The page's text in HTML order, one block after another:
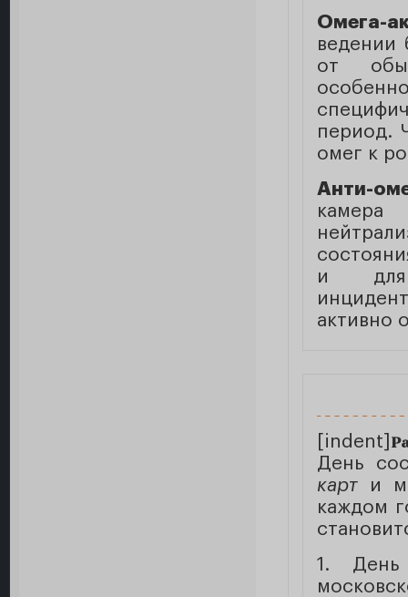
Омега-
ведении
от
период.
омег к
Анти-
и для
активно
[indent]
День
карт и
каждом
1.